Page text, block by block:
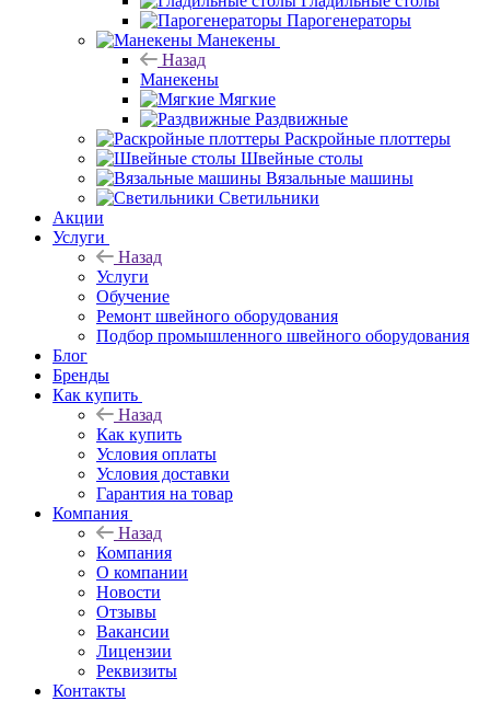
Парогенераторы
Манекены
Назад
Манекены
Мягкие
Раздвижные
Раскройные плоттеры
Швейные столы
Вязальные машины
Светильники
Акции
Услуги
Назад
Услуги
Обучение
Ремонт швейного оборудования
Подбор промышленного швейного оборудования
Блог
Бренды
Как купить
Назад
Как купить
Условия оплаты
Условия доставки
Гарантия на товар
Компания
Назад
Компания
О компании
Новости
Отзывы
Вакансии
Лицензии
Реквизиты
Контакты